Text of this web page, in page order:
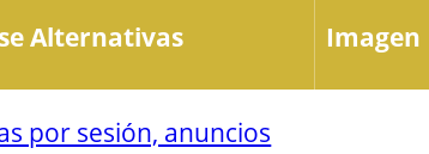
Alternativas Imagen
por sesión, anuncios